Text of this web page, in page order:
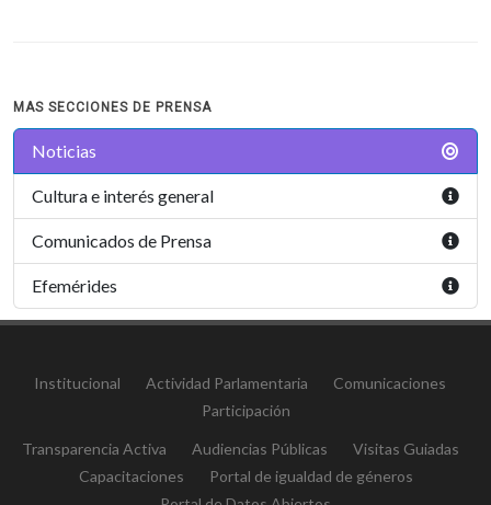
MAS SECCIONES DE PRENSA
Noticias
Cultura e interés general
Comunicados de Prensa
Efemérides
Institucional Actividad Parlamentaria
Comunicaciones
Participación
Transparencia Activa Audiencias Públicas
Visitas Guiadas
Capacitaciones
Portal de igualdad de géneros